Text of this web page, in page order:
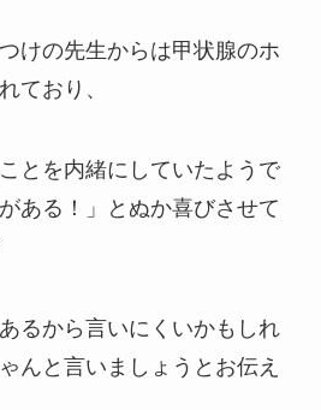
けの先生からは甲状腺のホ
ており、
とを内緒にしていたようで
ある！」とぬか喜びさせて
るから言いにくいかもしれ
んと言いましょうとお伝え